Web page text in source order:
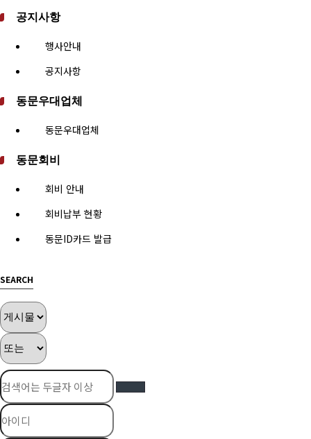
공지사항
행사안내
공지사항
동문우대업체
동문우대업체
동문회비
회비 안내
회비납부 현황
동문ID카드 발급
SEARCH